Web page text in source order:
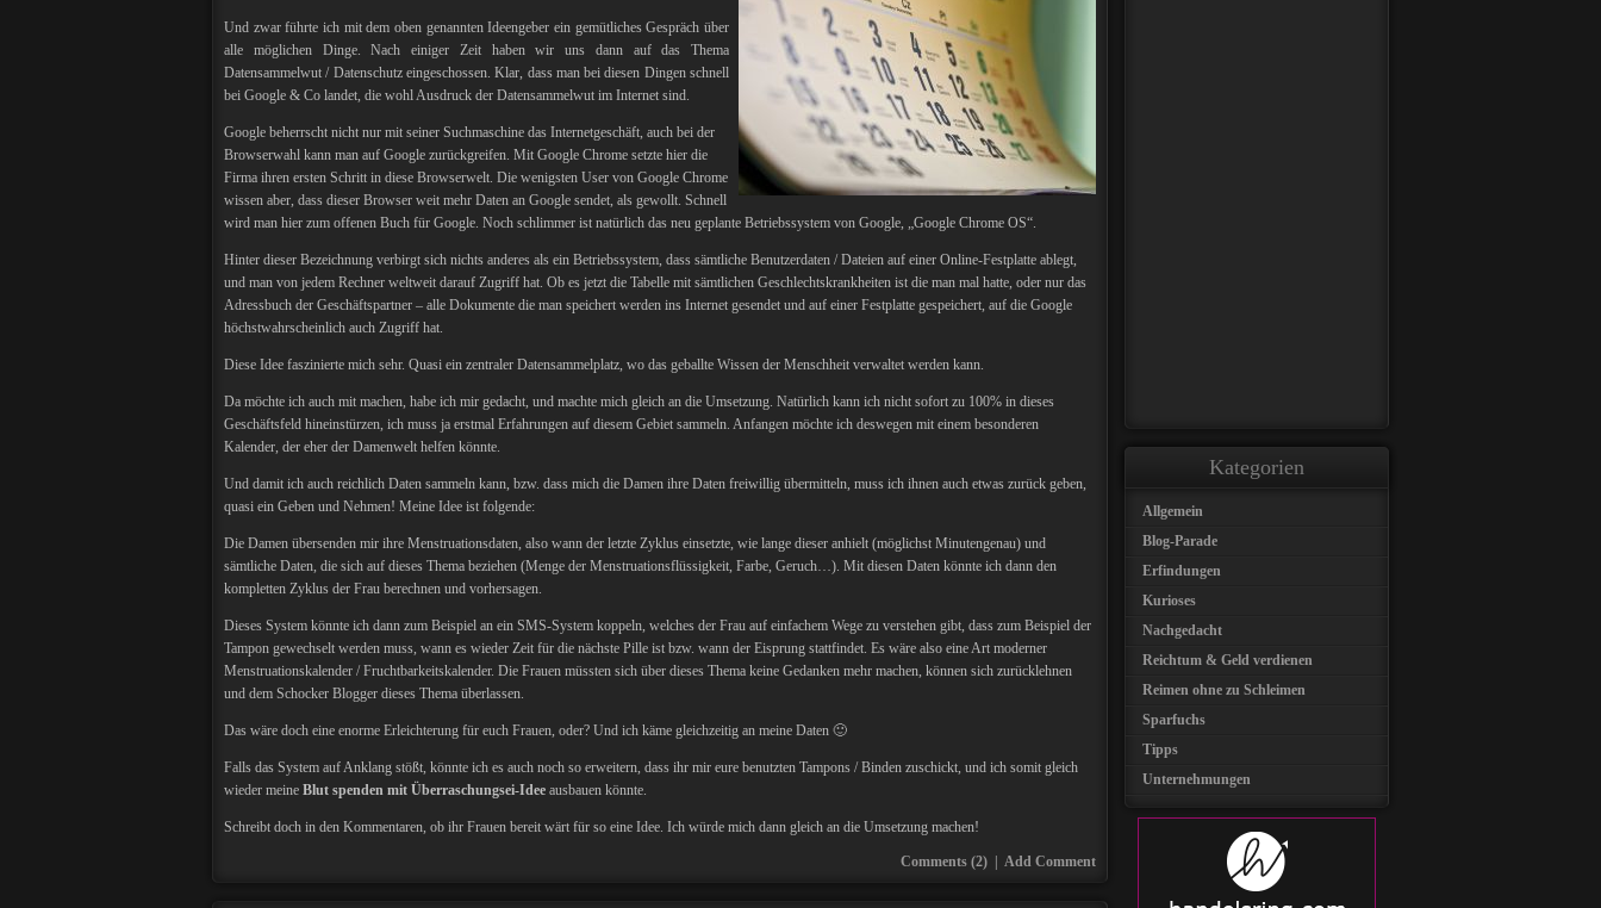
Und zwar führte ich mit dem oben genannten Ideengeber ein gemütliches Gespräch über
alle möglichen Dinge. Nach einiger Zeit haben wir uns dann auf das Thema
Datensammelwut / Datenschutz eingeschossen. Klar, dass man bei diesen Dingen schnell
bei Google & Co landet, die wohl Ausdruck der Datensammelwut im Internet sind.
Google beherrscht nicht nur mit seiner Suchmaschine das Internetgeschäft, auch bei der
Browserwahl kann man auf Google zurückgreifen. Mit Google Chrome setzte hier die
Firma ihren ersten Schritt in diese Browserwelt. Die wenigsten User von Google Chrome
wissen aber, dass dieser Browser weit mehr Daten an Google sendet, als gewollt. Schnell
wird man hier zum offenen Buch für Google. Noch schlimmer ist natürlich das neu geplante Betriebssystem von Google, „Google Chrome OS“.
Hinter dieser Bezeichnung verbirgt sich nichts anderes als ein Betriebssystem, dass sämtliche Benutzerdaten / Dateien auf einer Online-Festplatte ablegt,
und man von jedem Rechner weltweit darauf Zugriff hat. Ob es jetzt die Tabelle mit sämtlichen Geschlechtskrankheiten ist die man mal hatte, oder nur das
Adressbuch der Geschäftspartner – alle Dokumente die man speichert werden ins Internet gesendet und auf einer Festplatte gespeichert, auf die Google
höchstwahrscheinlich auch Zugriff hat.
Diese Idee faszinierte mich sehr. Quasi ein zentraler Datensammelplatz, wo das geballte Wissen der Menschheit verwaltet werden kann.
Da möchte ich auch mit machen, habe ich mir gedacht, und machte mich gleich an die Umsetzung. Natürlich kann ich nicht sofort zu 100% in dieses
Geschäftsfeld hineinstürzen, ich muss ja erstmal Erfahrungen auf diesem Gebiet sammeln. Anfangen möchte ich deswegen mit einem besonderen
Kalender, der eher der Damenwelt helfen könnte.
Und damit ich auch reichlich Daten sammeln kann, bzw. dass mich die Damen ihre Daten freiwillig übermitteln, muss ich ihnen auch etwas zurück geben,
quasi ein Geben und Nehmen! Meine Idee ist folgende:
Die Damen übersenden mir ihre Menstruationsdaten, also wann der letzte Zyklus einsetzte, wie lange dieser anhielt (möglichst Minutengenau) und
sämtliche Daten, die sich auf dieses Thema beziehen (Menge der Menstruationsflüssigkeit, Farbe, Geruch…). Mit diesen Daten könnte ich dann den
kompletten Zyklus der Frau berechnen und vorhersagen.
Dieses System könnte ich dann zum Beispiel an ein SMS-System koppeln, welches der Frau auf einfachem Wege zu verstehen gibt, dass zum Beispiel der
Tampon gewechselt werden muss, wann es wieder Zeit für die nächste Pille ist bzw. wann der Eisprung stattfindet. Es wäre also eine Art moderner
Menstruationskalender / Fruchtbarkeitskalender. Die Frauen müssten sich über dieses Thema keine Gedanken mehr machen, können sich zurücklehnen
und dem Schocker Blogger dieses Thema überlassen.
Das wäre doch eine enorme Erleichterung für euch Frauen, oder? Und ich käme gleichzeitig an meine Daten 🙂
Falls das System auf Anklang stößt, könnte ich es auch noch so erweitern, dass ihr mir eure benutzten Tampons / Binden zuschickt, und ich somit gleich
wieder meine Blut spenden mit Überraschungsei-Idee ausbauen könnte.
Schreibt doch in den Kommentaren, ob ihr Frauen bereit wärt für so eine Idee. Ich würde mich dann gleich an die Umsetzung machen!
Comments (2) Add Comment
Kategorien
Allgemein
Blog-Parade
Erfindungen
Kurioses
Nachgedacht
Reichtum & Geld verdienen
Reimen ohne zu Schleimen
Sparfuchs
Tipps
Unternehmungen